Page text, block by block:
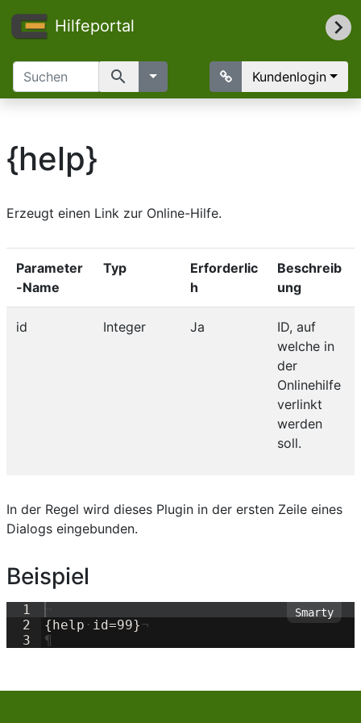
Hilfeportal
search Kundenlogin
{help}
Erzeugt einen Link zur Online-Hilfe.
Parameter
-Name
Typ
Erforderlic
h
Beschreib
ung
id Integer Ja
ID, auf
welche in
der
Onlinehilfe
verlinkt
werden
soll.
In der Regel wird dieses Plugin in der ersten Zeile eines
Dialogs eingebunden.
Beispiel
1
2
3
{help · id=99}¬
¶